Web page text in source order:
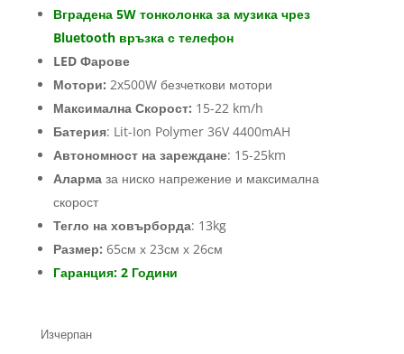
Вградена 5W тонколонка за музика чрез
Bluetooth връзка с телефон
LED Фарове
Мотори: 2x500W безчеткови мотори
Максимална Скорост: 15-22 km/h
Батерия: Lit-Ion Polymer 36V 4400mAH
Автономност на зареждане: 15-25km
Алармаза ниско напрежение и максимална
скорост
Тегло на ховърборда: 13kg
Размер: 65см х 23см х 26см
Гаранция: 2 Години
Изчерпан